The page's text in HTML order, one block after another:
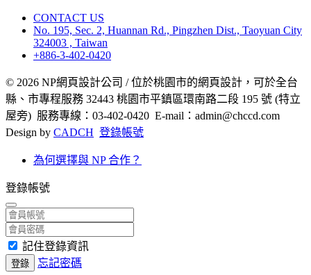
CONTACT US
No. 195, Sec. 2, Huannan Rd., Pingzhen Dist., Taoyuan City
324003 , Taiwan
+886-3-402-0420
© 2026 NP網頁設計公司 / 位於桃園市的網頁設計，可於全台
縣、市專程服務 32443 桃園市平鎮區環南路二段 195 號 (特立
屋旁) 服務專線：03-402-0420 E-mail：admin@chccd.com
Design by CADCH 登錄帳號
為何選擇與 NP 合作？
登錄帳號
記住登錄資訊
登錄 忘記密碼